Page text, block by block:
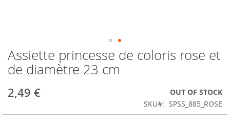
Skip
to
the
of
images
Assiette princesse de coloris rose et
de diamètre 23 cm
2,49 €
OUT OF STOCK
SKU
SPSS_885_ROSE